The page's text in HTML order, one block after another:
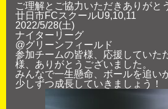
ご理解とご協力いただきありがと
廿日市FCスクールU9,10,11
2022/5/28(土)
ナイターリーグ
@グリーンフィールド
参加チームの皆様、応援していた
様、ありがとうございました。
みんなで一生懸命、ボールを追い
少しずつ成長していきましょう！